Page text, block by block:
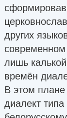
других
лишь
времён
В этом плане
диалект